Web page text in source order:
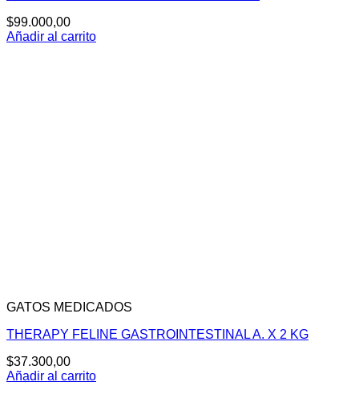
$99.000,00
Añadir al carrito
GATOS MEDICADOS
THERAPY FELINE GASTROINTESTINAL A. X 2 KG
$37.300,00
Añadir al carrito